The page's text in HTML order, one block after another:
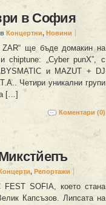
в София
Концертни, Новини
ZAR“ ще бъде домакин на
chiptune: „Cyber punX”, с
и MAZUT + DJ
Четири уникални групи
[…]
Коментари (0)
Концерти, Репортажи
SOFIA, което стана
Капсъзов. Липсата на